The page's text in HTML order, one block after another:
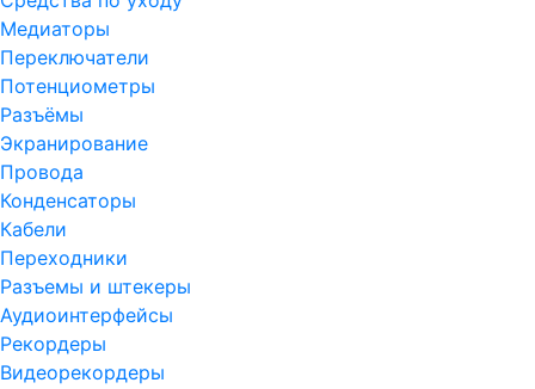
Медиаторы
Переключатели
Потенциометры
Разъёмы
Экранирование
Провода
Конденсаторы
Кабели
Переходники
Разъемы и штекеры
Аудиоинтерфейсы
Рекордеры
Видеорекордеры